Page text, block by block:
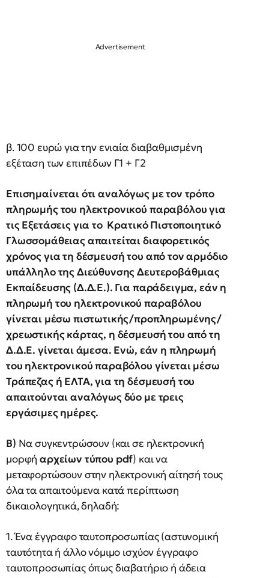
β. 100 ευρώ για την ενιαία διαβαθμισμένη
εξέταση των επιπέδων Γ1 + Γ2
Επισημαίνεται ότι αναλόγως με τον τρόπο
πληρωμής του ηλεκτρονικού παραβόλου για
τις Εξετάσεις για το Κρατικό Πιστοποιητικό
Γλωσσομάθειας απαιτείται διαφορετικός
χρόνος για τη δέσμευσή του από τον αρμόδιο
υπάλληλο της Διεύθυνσης Δευτεροβάθμιας
Εκπαίδευσης (Δ.Δ.Ε.). Για παράδειγμα, εάν η
πληρωμή του ηλεκτρονικού παραβόλου
γίνεται μέσω πιστωτικής/προπληρωμένης/
χρεωστικής κάρτας, η δέσμευσή του από τη
Δ.Δ.Ε. γίνεται άμεσα. Ενώ, εάν η πληρωμή
του ηλεκτρονικού παραβόλου γίνεται μέσω
Τράπεζας ή ΕΛΤΑ, για τη δέσμευσή του
απαιτούνται αναλόγως δύο με τρεις
εργάσιμες ημέρες.
Β) Να συγκεντρώσουν (και σε ηλεκτρονική
μορφήαρχείων τύπου pdf) και να
μεταφορτώσουν στην ηλεκτρονική αίτησή τους
όλα τα απαιτούμενα κατά περίπτωση
δικαιολογητικά, δηλαδή:
1. Ένα έγγραφο ταυτοπροσωπίας (αστυνομική
ταυτότητα ή άλλο νόμιμο ισχύον έγγραφο
ταυτοπροσωπίας όπως διαβατήριο ή άδεια